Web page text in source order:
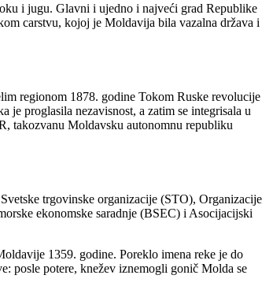
i jugu. Glavni i ujedno i najveći grad Republike
carstvu, kojoj je Moldavija bila vazalna država i
regionom 1878. godine Tokom Ruske revolucije
je proglasila nezavisnost, a zatim se integrisala u
takozvanu Moldavsku autonomnu republiku
trgovinske organizacije (STO), Organizacije
ekonomske saradnje (BSEC) i Asocijacijski
1359. godine. Poreklo imena reke je do
posle potere, knežev iznemogli gonič Molda se